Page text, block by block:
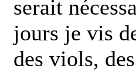
serait
jours je vis
des viols,